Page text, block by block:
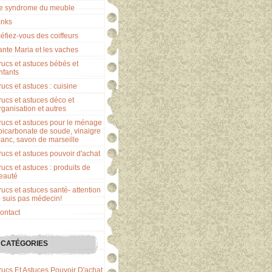
syndrome du meuble
vous des coiffeurs
Maria et les vaches
et astuces bébés et
et astuces : cuisine
et astuces déco et
et autres
et astuces pour le ménage
de soude, vinaigre
savon de marseille
et astuces pouvoir d'achat
et astuces : produits de
et astuces santé- attention
suis pas médecin!
CATÉGORIES
Et Astuces Pouvoir D'achat